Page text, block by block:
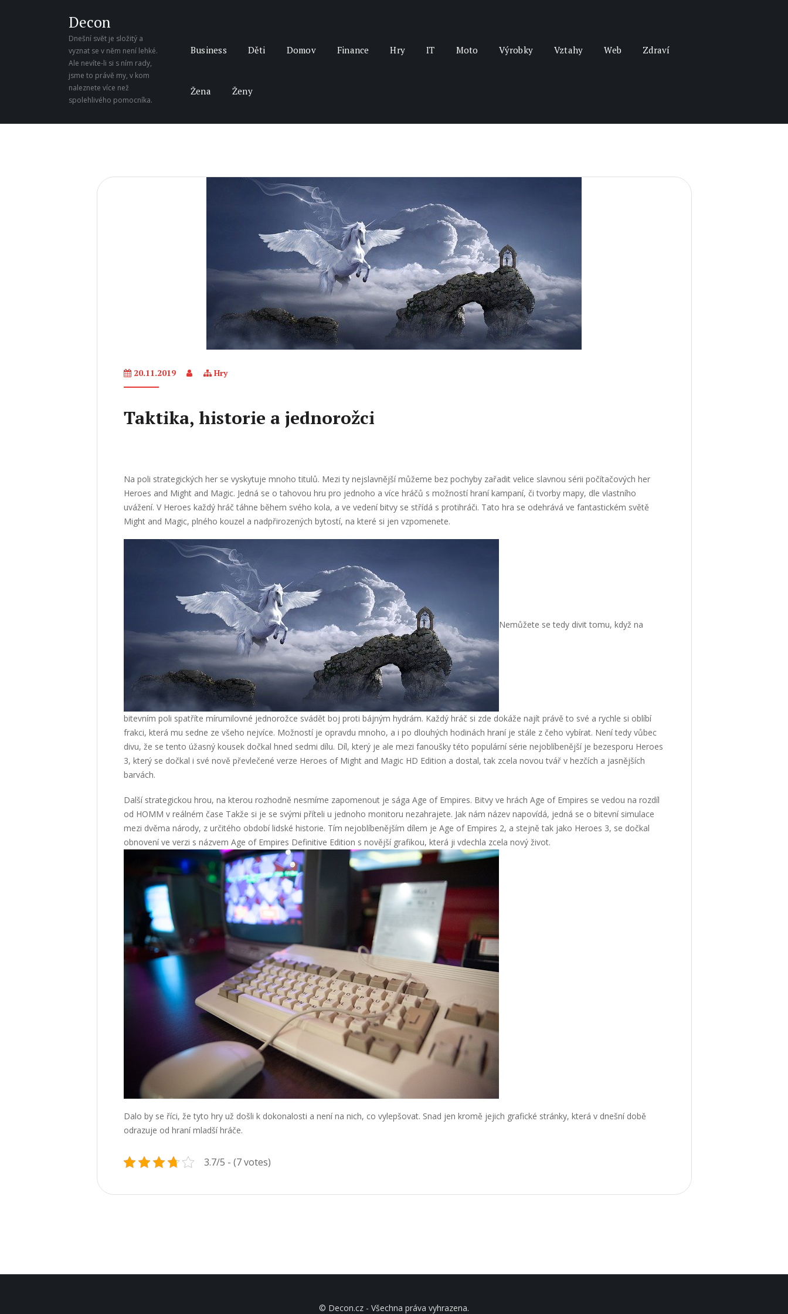
Decon
Dnešní svět je složitý a
vyznat se v něm není lehké.
Ale nevíte-li si s ním rady,
jsme to právě my, v kom
naleznete více než
spolehlivého pomocníka.
Business Děti Domov Finance Hry IT Moto Výrobky Vztahy Web Zdraví
Žena Ženy
20.11.2019 Hry
Taktika, historie a jednorožci
Na poli strategických her se vyskytuje mnoho titulů. Mezi ty nejslavnější můžeme bez pochyby zařadit velice slavnou sérii počítačových her
Heroes and Might and Magic. Jedná se o tahovou hru pro jednoho a více hráčů s možností hraní kampaní, či tvorby mapy, dle vlastního
uvážení. V Heroes každý hráč táhne během svého kola, a ve vedení bitvy se střídá s protihráči. Tato hra se odehrává ve fantastickém světě
Might and Magic, plného kouzel a nadpřirozených bytostí, na které si jen vzpomenete.
Nemůžete se tedy divit tomu, když na
bitevním poli spatříte mírumilovné jednorožce svádět boj proti bájným hydrám. Každý hráč si zde dokáže najít právě to své a rychle si oblíbí
frakci, která mu sedne ze všeho nejvíce. Možností je opravdu mnoho, a i po dlouhých hodinách hraní je stále z čeho vybírat. Není tedy vůbec
divu, že se tento úžasný kousek dočkal hned sedmi dílu. Díl, který je ale mezi fanoušky této populární série nejoblíbenější je bezesporu Heroes
3, který se dočkal i své nově převlečené verze Heroes of Might and Magic HD Edition a dostal, tak zcela novou tvář v hezčích a jasnějších
barvách.
Další strategickou hrou, na kterou rozhodně nesmíme zapomenout je sága Age of Empires. Bitvy ve hrách Age of Empires se vedou na rozdíl
od HOMM v reálném čase Takže si je se svými příteli u jednoho monitoru nezahrajete. Jak nám název napovídá, jedná se o bitevní simulace
mezi dvěma národy, z určitého období lidské historie. Tím nejoblíbenějším dílem je Age of Empires 2, a stejně tak jako Heroes 3, se dočkal
obnovení ve verzi s názvem Age of Empires Definitive Edition s novější grafikou, která ji vdechla zcela nový život.
Dalo by se říci, že tyto hry už došli k dokonalosti a není na nich, co vylepšovat. Snad jen kromě jejich grafické stránky, která v dnešní době
odrazuje od hraní mladší hráče.
3.7/5 - (7 votes)
© Decon.cz - Všechna práva vyhrazena.